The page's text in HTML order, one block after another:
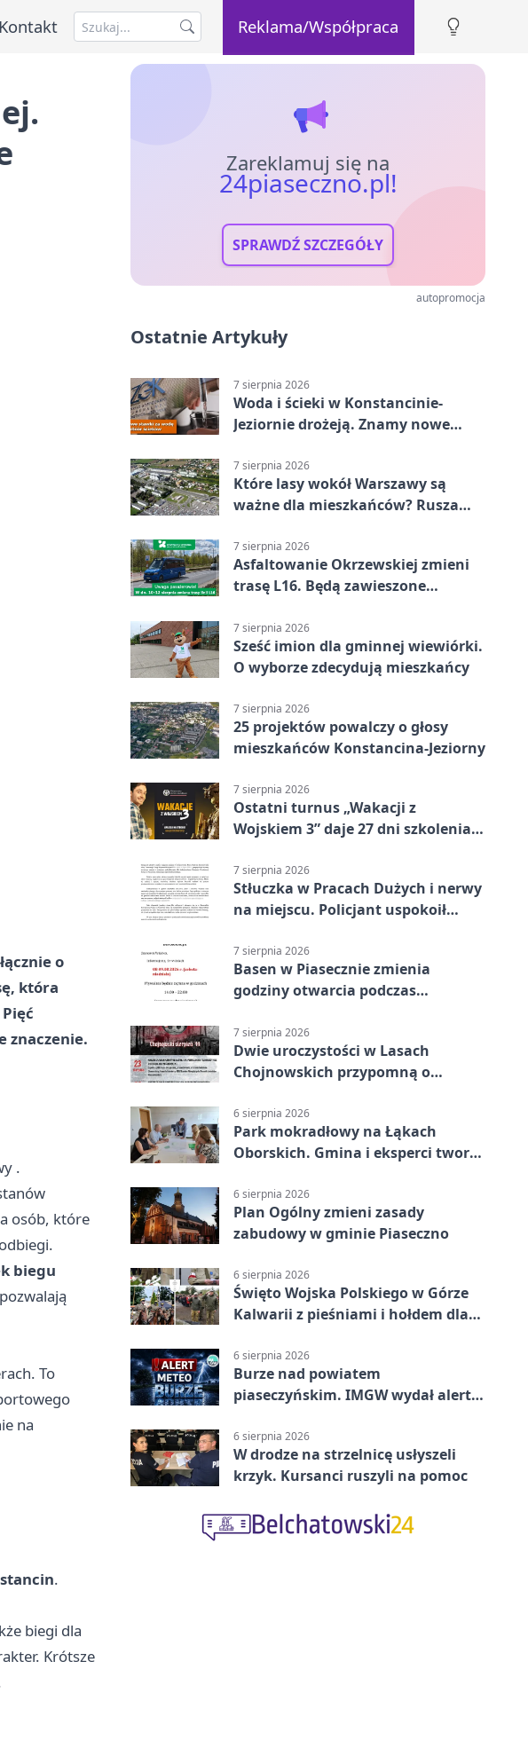
Kontakt Reklama/Współpraca
o
która
znaczenie.
.
osób, które
biegu
To
na
.
biegi dla
Krótsze
Zareklamuj się na
24piaseczno.pl!
SPRAWDŹ SZCZEGÓŁY
autopromocja
Ostatnie Artykuły
7 sierpnia 2026
Woda i ścieki w Konstancinie-
Jeziornie drożeją. Znamy nowe
7 sierpnia 2026
Które lasy wokół Warszawy są
ważne dla mieszkańców? Rusza
7 sierpnia 2026
Asfaltowanie Okrzewskiej zmieni
trasę L16. Będą zawieszone
7 sierpnia 2026
Sześć imion dla gminnej wiewiórki.
O wyborze zdecydują mieszkańcy
7 sierpnia 2026
25 projektów powalczy o głosy
mieszkańców Konstancina-Jeziorny
7 sierpnia 2026
Ostatni turnus „Wakacji z
Wojskiem 3” daje 27 dni szkolenia i
7 sierpnia 2026
Stłuczka w Pracach Dużych i nerwy
na miejscu. Policjant uspokoił
7 sierpnia 2026
Basen w Piasecznie zmienia
godziny otwarcia podczas
7 sierpnia 2026
Dwie uroczystości w Lasach
Chojnowskich przypomną o
6 sierpnia 2026
Park mokradłowy na Łąkach
Oborskich. Gmina i eksperci tworzą
6 sierpnia 2026
Plan Ogólny zmieni zasady
zabudowy w gminie Piaseczno
6 sierpnia 2026
Święto Wojska Polskiego w Górze
Kalwarii z pieśniami i hołdem dla
6 sierpnia 2026
Burze nad powiatem
piaseczyńskim. IMGW wydał alert
6 sierpnia 2026
W drodze na strzelnicę usłyszeli
krzyk. Kursanci ruszyli na pomoc